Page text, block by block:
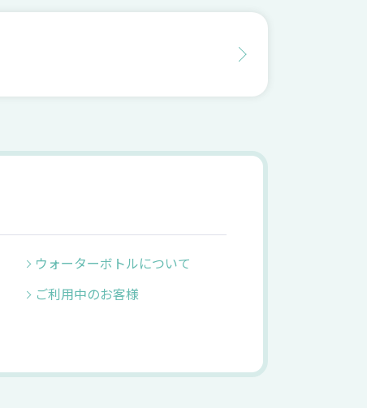
ウォーターボトルについて
ご利用中のお客様